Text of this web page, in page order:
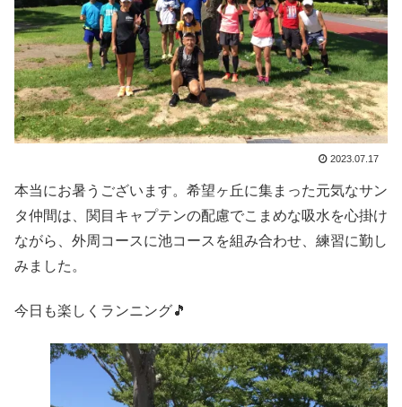
2023.07.17
本当にお暑うございます。希望ヶ丘に集まった元気なサン
タ仲間は、関目キャプテンの配慮でこまめな吸水を心掛け
ながら、外周コースに池コースを組み合わせ、練習に勤し
みました。
今日も楽しくランニング🎵